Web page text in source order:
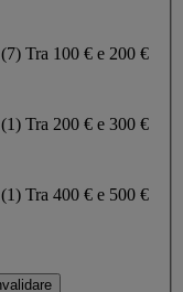
(7) Tra 100 € e 200 €
(1) Tra 200 € e 300 €
(1) Tra 400 € e 500 €